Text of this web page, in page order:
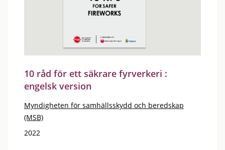
10 råd för ett säkrare fyrverkeri :
engelsk version
Myndigheten för samhällsskydd och beredskap
(MSB)
2022